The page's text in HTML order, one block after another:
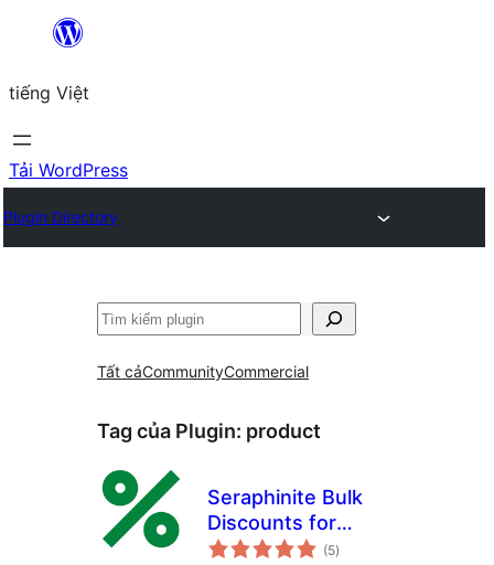
Chuyển
phần
nội
dung
tiếng Việt
Tải WordPress
Plugin Directory
Tìm
Tất cảCommunityCommercial
Tag của Plugin: product
Seraphinite Bulk
Discounts for
WooCommerce
(5tổng
đánh
)